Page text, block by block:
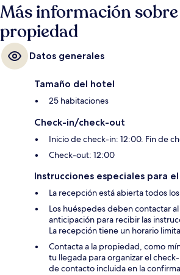
Más información
propiedad
Datos generales
Tamaño del hotel
25 habitaciones
Check-in/check-out
Inicio de check-in: 12:00. Fin de
Check-out: 12:00
Instrucciones especiales para
La recepción está abierta todos
Los huéspedes deben contactar
anticipación para recibir las
La recepción tiene un horario
Contacta a la propiedad, como
tu llegada para organizar el
de contacto incluida en la